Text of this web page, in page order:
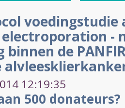
voedingstudie
-
binnen de
12:19:35
500 donateurs?